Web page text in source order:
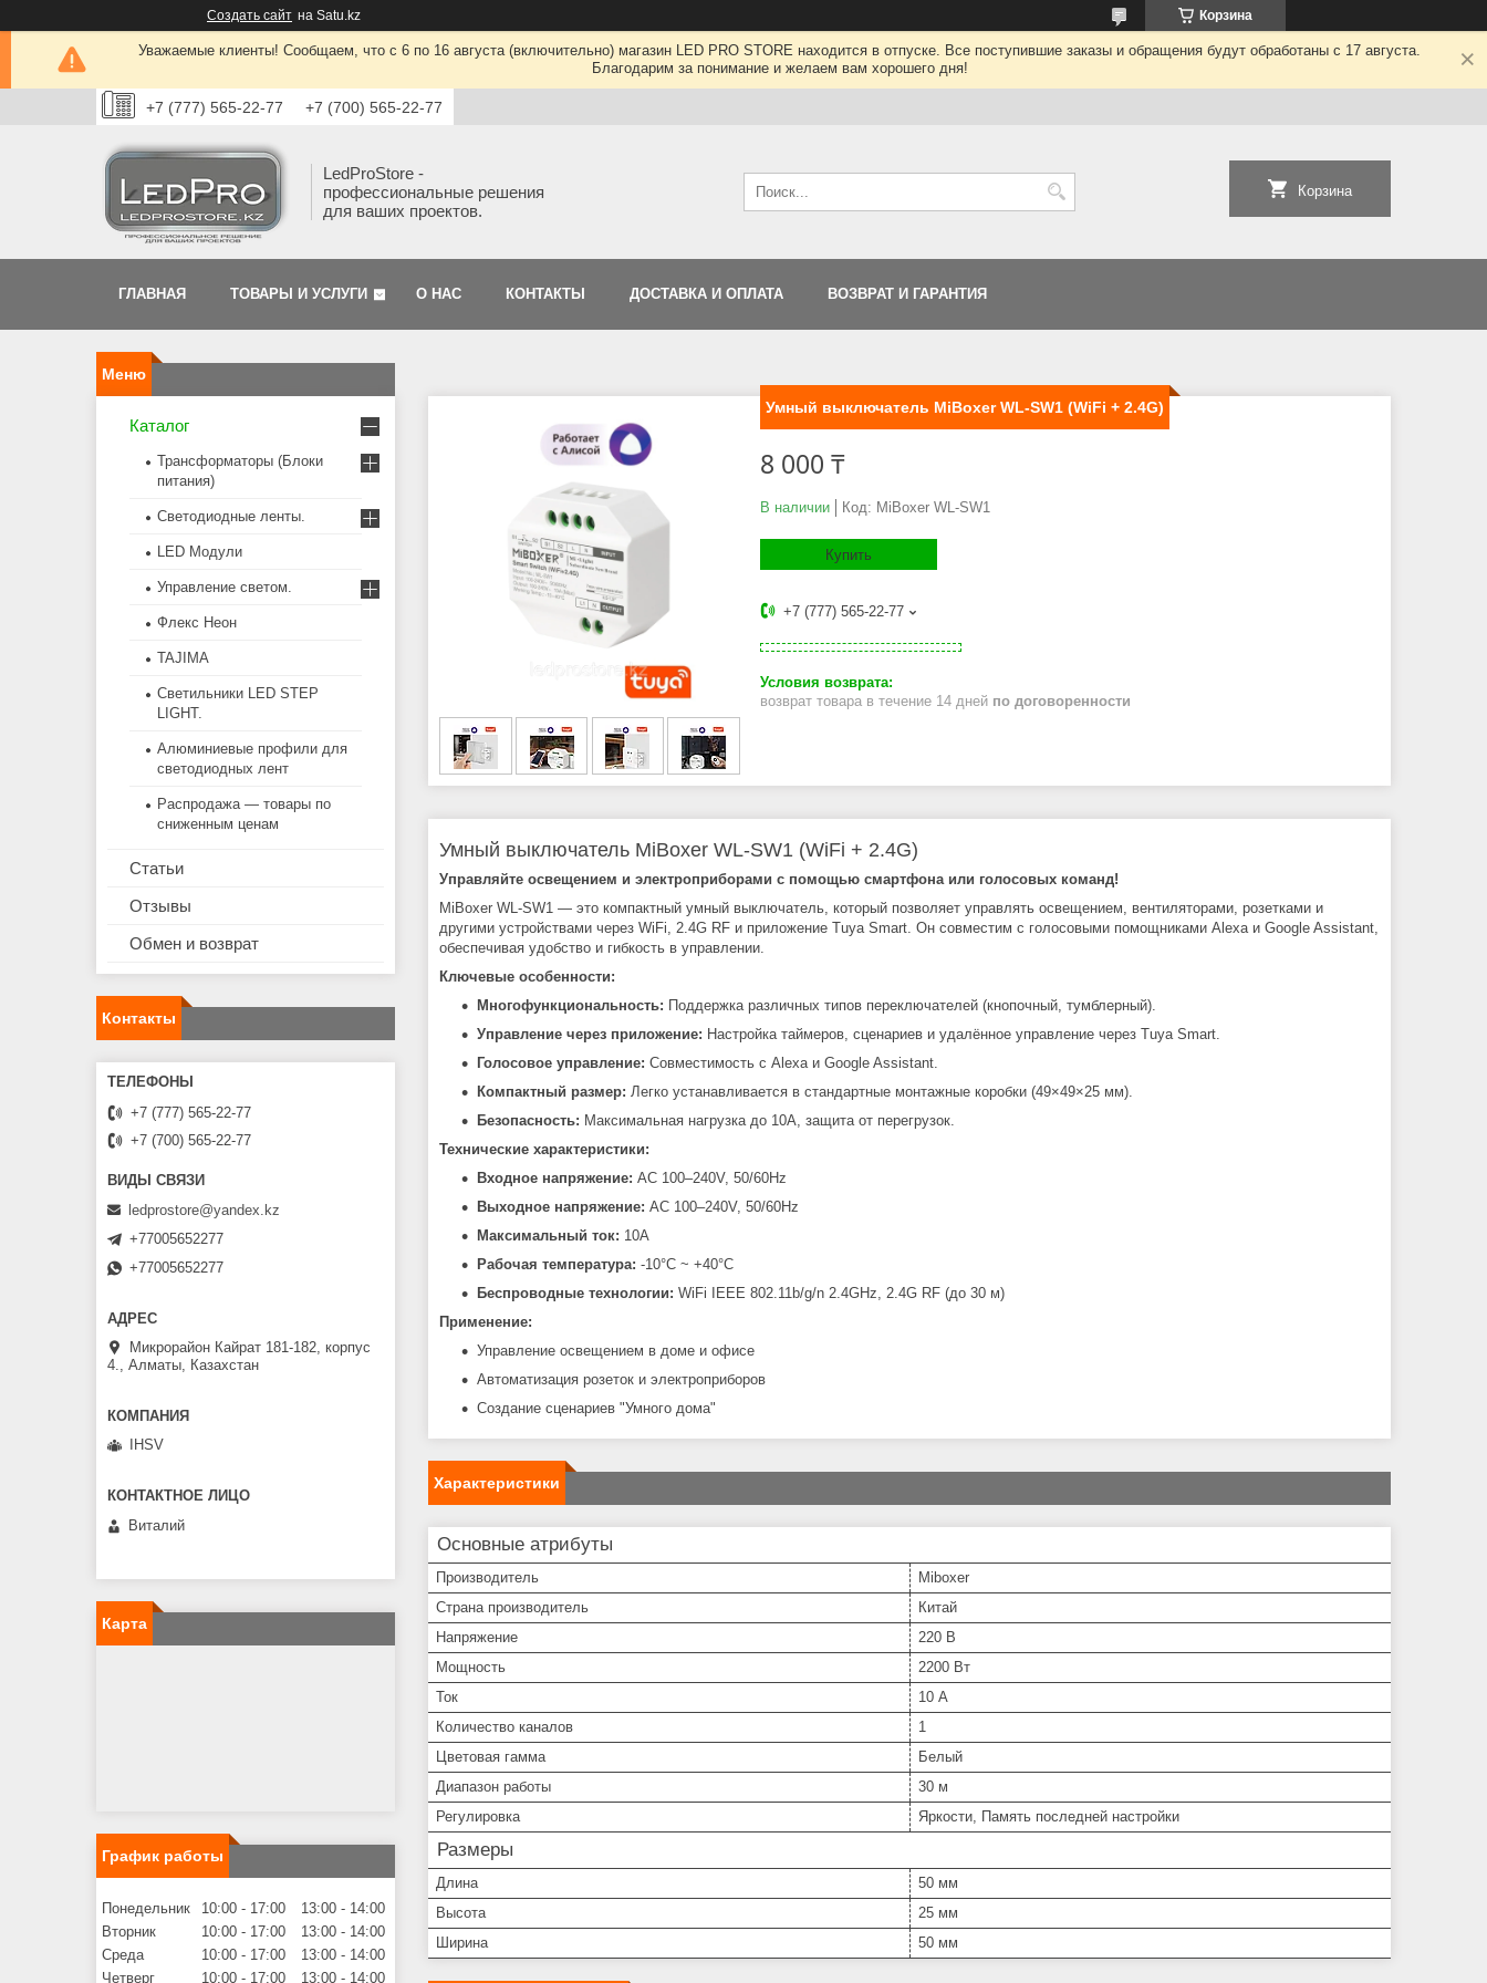
Создать сайт на Satu.kz Корзина
Уважаемые клиенты! Сообщаем, что с 6 по 16 августа (включительно) магазин LED PRO STORE находится в отпуске. Все поступившие заказы и обращения будут обработаны с 17 августа.
Благодарим за понимание и желаем вам хорошего дня!
+7 (777) 565-22-77 +7 (700) 565-22-77
LedProStore -
профессиональные решения
для ваших проектов.
Корзина
ГЛАВНАЯ ТОВАРЫ И УСЛУГИ О НАС КОНТАКТЫ ДОСТАВКА И ОПЛАТА ВОЗВРАТ И ГАРАНТИЯ
Умный выключатель MiBoxer WL-SW1 (WiFi + 2.4G)
8 000 ₸
В наличии Код: MiBoxer WL-SW1
Купить
+7 (777) 565-22-77
возврат товара в течение 14 дней по договоренности
Умный выключатель MiBoxer WL-SW1 (WiFi + 2.4G)
Управляйте освещением и электроприборами с помощью смартфона или голосовых команд!
MiBoxer WL-SW1 — это компактный умный выключатель, который позволяет управлять освещением, вентиляторами, розетками и
другими устройствами через WiFi, 2.4G RF и приложение Tuya Smart. Он совместим с голосовыми помощниками Alexa и Google Assistant,
обеспечивая удобство и гибкость в управлении.
Ключевые особенности:
Многофункциональность: Поддержка различных типов переключателей (кнопочный, тумблерный).
Управление через приложение: Настройка таймеров, сценариев и удалённое управление через Tuya Smart.
Голосовое управление: Совместимость с Alexa и Google Assistant.
Компактный размер: Легко устанавливается в стандартные монтажные коробки (49×49×25 мм).
Безопасность: Максимальная нагрузка до 10А, защита от перегрузок.
Технические характеристики:
Входное напряжение: AC 100–240V, 50/60Hz
Выходное напряжение: AC 100–240V, 50/60Hz
Максимальный ток: 10А
Рабочая температура: -10°C ~ +40°C
Беспроводные технологии: WiFi IEEE 802.11b/g/n 2.4GHz, 2.4G RF (до 30 м)
Применение:
Управление освещением в доме и офисе
Автоматизация розеток и электроприборов
Создание сценариев "Умного дома"
Характеристики
Основные атрибуты
Производитель
Miboxer
Страна производитель
Китай
Напряжение
220 В
Мощность
2200 Вт
Ток
10 А
Количество каналов
1
Цветовая гамма
Белый
Диапазон работы
30 м
Регулировка
Яркости, Память последней настройки
Размеры
Длина
50 мм
Высота
25 мм
Ширина
50 мм
Каталог
Трансформаторы (Блоки
питания)
Светодиодные ленты.
LED Модули
Управление светом.
Флекс Неон
TAJIMA
Светильники LED STEP
LIGHT.
Алюминиевые профили для
светодиодных лент
Распродажа — товары по
сниженным ценам
Статьи
Отзывы
Обмен и возврат
Контакты
+7 (777) 565-22-77
+7 (700) 565-22-77
ledprostore@yandex.kz
+77005652277
+77005652277
Микрорайон Кайрат 181-182, корпус
4., Алматы, Казахстан
IHSV
Виталий
Карта
График работы
Понедельник 10:00 17:00 13:00
14:00
Вторник
10:00 17:00 13:00
14:00
Среда
10:00 17:00 13:00
14:00
Четверг
10:00 17:00 13:00 14:00